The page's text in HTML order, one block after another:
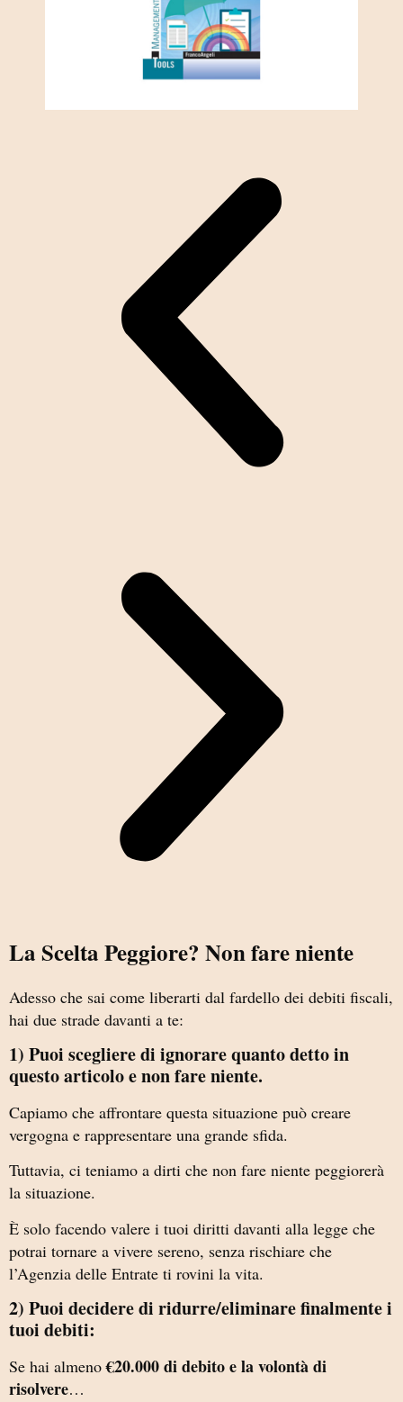
La Scelta Peggiore? Non fare niente
Adesso che sai come liberarti dal fardello dei debiti fiscali,
hai due strade davanti a te:
1) Puoi scegliere di ignorare quanto detto in
questo articolo e non fare niente.
Capiamo che affrontare questa situazione può creare
vergogna e rappresentare una grande sfida.
Tuttavia, ci teniamo a dirti che non fare niente peggiorerà
la situazione.
È solo facendo valere i tuoi diritti davanti alla legge che
potrai tornare a vivere sereno, senza rischiare che
l’Agenzia delle Entrate ti rovini la vita.
2) Puoi decidere di ridurre/eliminare finalmente i
tuoi debiti:
Se hai almeno€20.000 di debito e la volontà di
risolvere…